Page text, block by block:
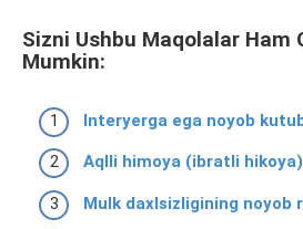
Sizni Ushbu Maqolalar Ham
Mumkin:
Interyerga ega noyob
Aqlli himoya (ibratli hikoya)
Mulk daxlsizligining noyob